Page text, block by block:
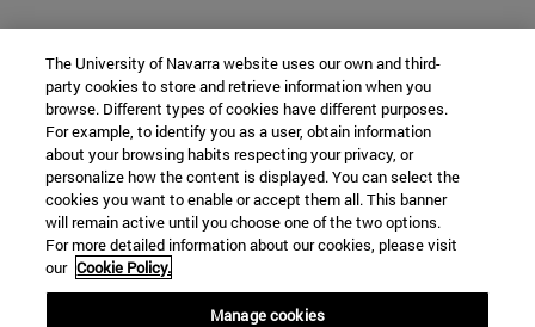
The University of Navarra website uses our own and third-
party cookies to store and retrieve information when you
browse. Different types of cookies have different purposes.
For example, to identify you as a user, obtain information
about your browsing habits respecting your privacy, or
personalize how the content is displayed. You can select the
cookies you want to enable or accept them all. This banner
will remain active until you choose one of the two options.
For more detailed information about our cookies, please visit
our Cookie Policy.
Manage cookies